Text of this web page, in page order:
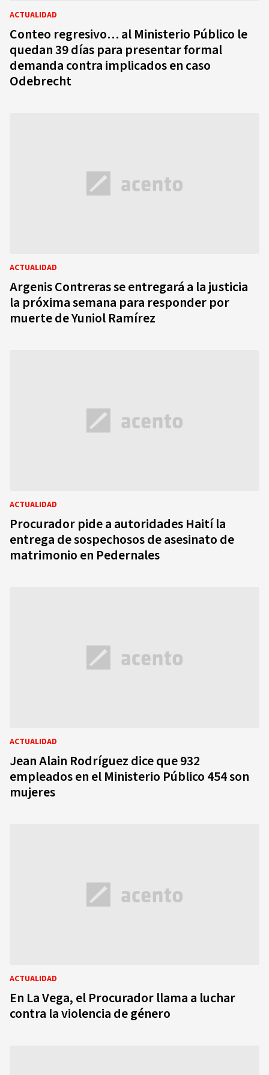
ACTUALIDAD
Conteo regresivo… al Ministerio Público le
quedan 39 días para presentar formal
demanda contra implicados en caso
Odebrecht
ACTUALIDAD
Argenis Contreras se entregará a la justicia
la próxima semana para responder por
muerte de Yuniol Ramírez
ACTUALIDAD
Procurador pide a autoridades Haití la
entrega de sospechosos de asesinato de
matrimonio en Pedernales
ACTUALIDAD
Jean Alain Rodríguez dice que 932
empleados en el Ministerio Público 454 son
mujeres
ACTUALIDAD
En La Vega, el Procurador llama a luchar
contra la violencia de género